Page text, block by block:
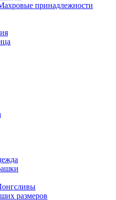
принадлежности
размеров